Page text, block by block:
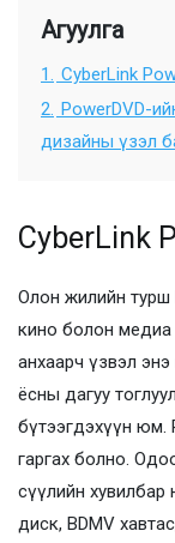
Агуулга
1. CyberLink
2. PowerDVD-
дизайны үзэл
CyberLink
Олон жилийн турш
кино болон медиа
анхаарч үзвэл
ёсны дагуу
бүтээгдэхүүн юм.
гаргах болно.
сүүлийн хувилбар
диск, BDMV